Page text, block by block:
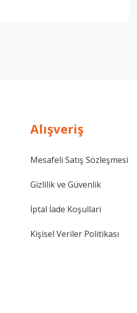
Alışveriş
Mesafeli Satış Sözleşmesi
Gizlilik ve Güvenlik
İptal İade Koşullari
Kişisel Veriler Politikası